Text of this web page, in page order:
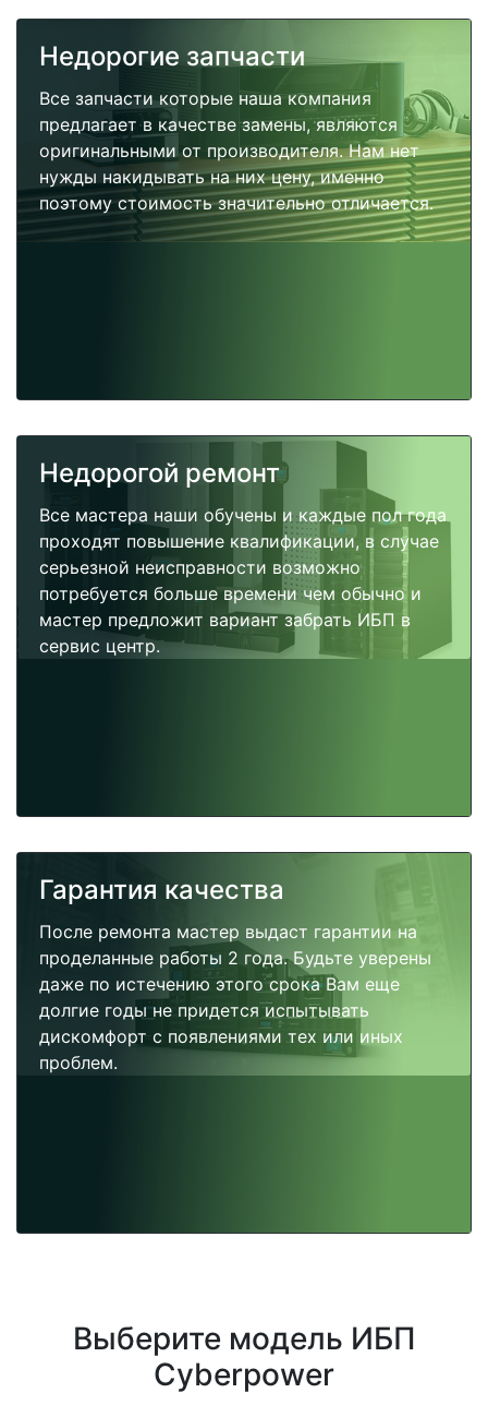
Недорогие запчасти
Все запчасти которые наша компания
предлагает в качестве замены, являются
оригинальными от производителя. Нам нет
нужды накидывать на них цену, именно
поэтому стоимость значительно отличается.
Недорогой ремонт
Все мастера наши обучены и каждые пол года
проходят повышение квалификации, в случае
серьезной неисправности возможно
потребуется больше времени чем обычно и
мастер предложит вариант забрать ИБП в
сервис центр.
Гарантия качества
После ремонта мастер выдаст гарантии на
проделанные работы 2 года. Будьте уверены
даже по истечению этого срока Вам еще
долгие годы не придется испытывать
дискомфорт с появлениями тех или иных
проблем.
Выберите модель ИБП
Cyberpower